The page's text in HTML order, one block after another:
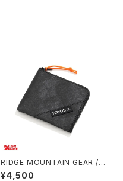
RIDGE MOUNTAIN GEAR / R
-ZIP WALLET（ULTRA）
¥4,500